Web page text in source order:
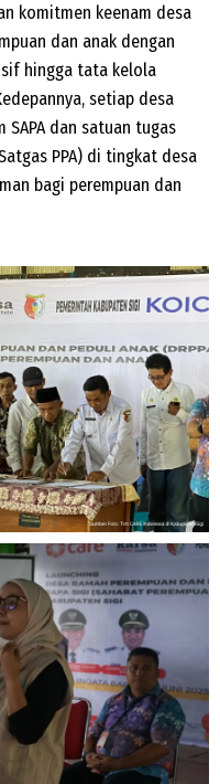
komitmen keenam desa
dan anak dengan
hingga tata kelola
setiap desa
dan satuan tugas
PPA) di tingkat desa
bagi perempuan dan